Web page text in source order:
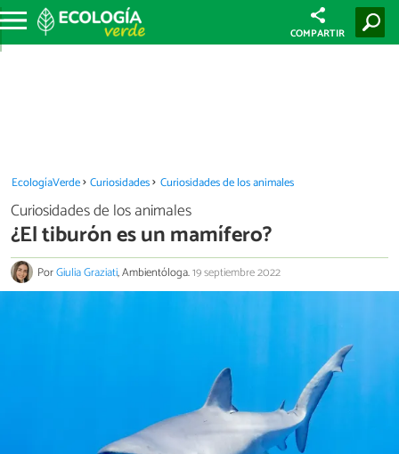
COMPARTIR
EcologíaVerde Curiosidades Curiosidades de los animales
Curiosidades de los animales
¿El tiburón es un mamífero?
PorGiulia Graziati, Ambientóloga.19 septiembre 2022